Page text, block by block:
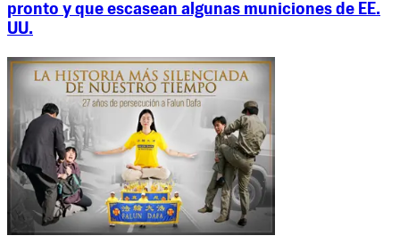
pronto y que escasean algunas municiones de EE.
UU.